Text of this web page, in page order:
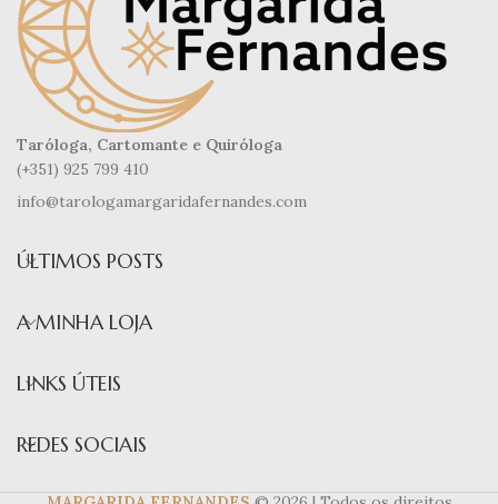
Taróloga, Cartomante e Quiróloga
(+351) 925 799 410
info@tarologamargaridafernandes.com
ÚLTIMOS POSTS
A MINHA LOJA
LINKS ÚTEIS
REDES SOCIAIS